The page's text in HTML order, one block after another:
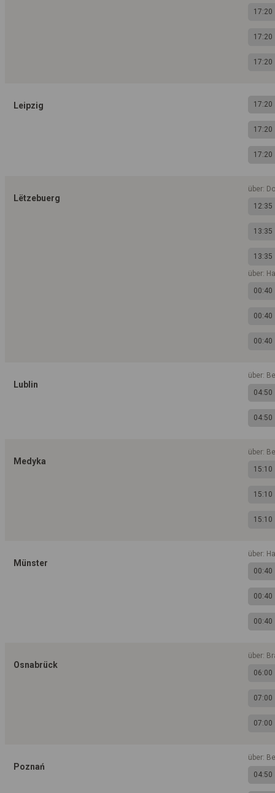
17:20
17:20
17:20
Leipzig 17:20
17:20
17:20
Lëtzebuerg
über:
12:35
13:35
13:35
über:
00:40
00:40
00:40
Lublin
über:
04:50
04:50
Medyka
über:
15:10
15:10
15:10
Münster
über:
00:40
00:40
00:40
Osnabrück
über:
06:00
07:00
07:00
Poznań
über:
04:50